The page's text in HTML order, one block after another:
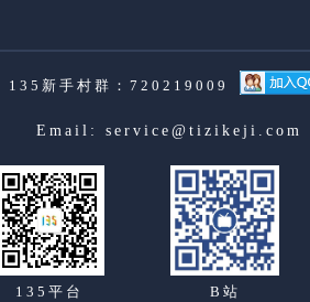
135新手村群：720219009
Email: service@tizikeji.com
135平台 B站